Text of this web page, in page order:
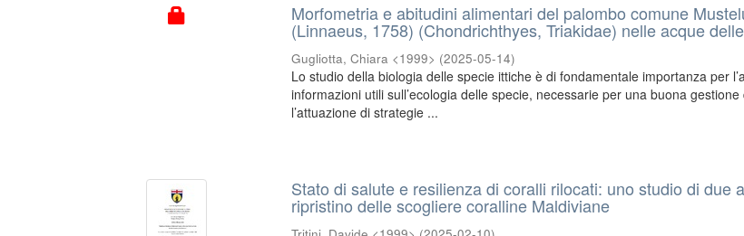
Morfometria e abitudini alimentari del palombo comune
(Linnaeus, 1758) (Chondrichthyes, Triakidae) nelle acque
Gugliotta, Chiara <1999> (2025-05-14)
Lo studio della biologia delle specie ittiche è di fondamentale importanza per
informazioni utili sull’ecologia delle specie, necessarie per una buona
l’attuazione di strategie ...
Stato di salute e resilienza di coralli rilocati: uno studio di due
ripristino delle scogliere coralline Maldiviane